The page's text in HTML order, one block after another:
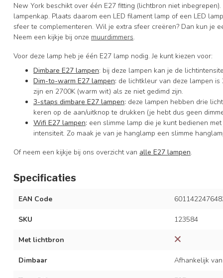
New York beschikt over één E27 fitting (lichtbron niet
lampenkap. Plaats daarom een LED filament lamp of een LED
sfeer te complementeren. Wil je extra sfeer creëren? Dan kun je
Neem een kijkje bij onze muurdimmers.
Voor deze lamp heb je één E27 lamp nodig. Je kunt kiezen voor:
Dimbare E27 lampen: bij deze lampen kan je de
Dim-to-warm E27 lampen: de lichtkleur van deze lampen
zijn en 2700K (warm wit) als ze niet gedimd zijn.
3-staps dimbare E27 lampen: deze lampen hebben drie
keren op de aan/uitknop te drukken (je hebt dus geen
Wifi E27 lampen: een slimme lamp die je kunt bedienen
intensiteit. Zo maak je van je hanglamp een slimme
Of neem een kijkje bij ons overzicht van alle E27 lampen.
Specificaties
EAN Code
SKU 123584
Met lichtbron
Dimbaar Afhankelijk